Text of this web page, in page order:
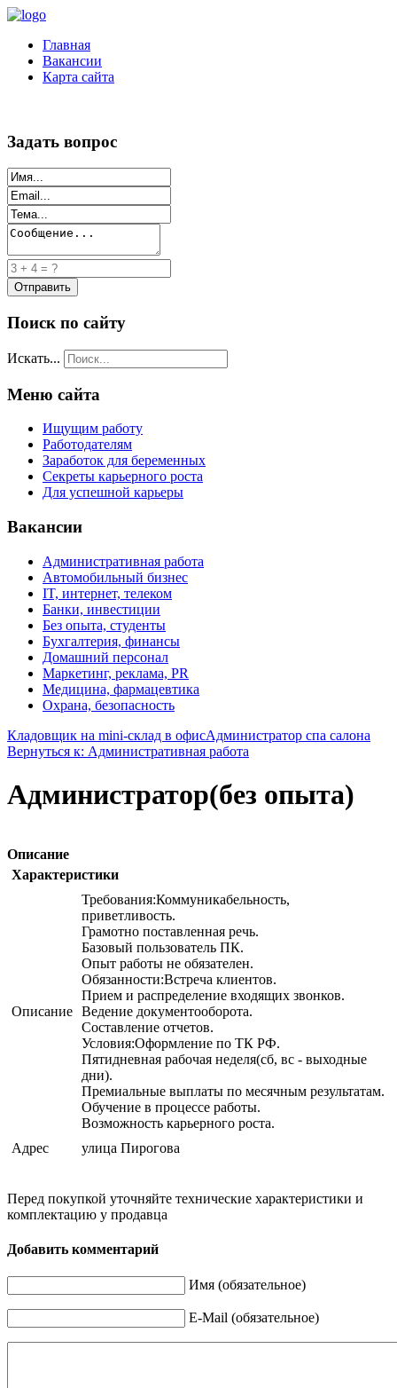
Главная
Вакансии
Карта сайта
Задать вопрос
Поиск по сайту
Искать...
Меню сайта
Ищущим работу
Работодателям
Заработок для беременных
Секреты карьерного роста
Для успешной карьеры
Вакансии
Административная работа
Автомобильный бизнес
IT, интернет, телеком
Банки, инвестиции
Без опыта, студенты
Бухгалтерия, финансы
Домашний персонал
Маркетинг, реклама, PR
Медицина, фармацевтика
Охрана, безопасность
Кладовщик на mini-склад в офисАдминистратор спа салона
Вернуться к: Административная работа
Администратор(без опыта)
Описание
Характеристики
Описание
Требования:Коммуникабельность,
приветливость.
Грамотно поставленная речь.
Базовый пользователь ПК.
Опыт работы не обязателен.
Обязанности:Встреча клиентов.
Прием и распределение входящих звонков.
Ведение документооборота.
Составление отчетов.
Условия:Оформление по ТК РФ.
Пятидневная рабочая неделя(сб, вс - выходные
дни).
Премиальные выплаты по месячным результатам.
Обучение в процессе работы.
Возможность карьерного роста.
Адрес
улица Пирогова
Перед покупкой уточняйте технические характеристики и
комплектацию у продавца
Добавить комментарий
Имя (обязательное)
E-Mail (обязательное)